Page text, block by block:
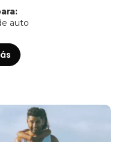
auto